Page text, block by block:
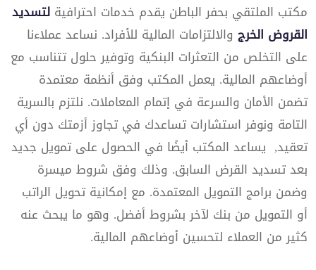
مكتب الملتقي بحفر الباطن يقدم خدمات احترافية لتسديد
القروض الخرج والالتزامات المالية للأفراد. نساعد عملاءنا
على التخلص من التعثرات البنكية وتوفير حلول تتناسب مع
أوضاعهم المالية. يعمل المكتب وفق أنظمة معتمدة
تضمن الأمان والسرعة في إتمام المعاملات. نلتزم بالسرية
التامة ونوفر استشارات تساعدك في تجاوز أزمتك دون أي
تعقيد, يساعد المكتب أيضًا في الحصول على تمويل جديد
بعد تسديد القرض السابق. وذلك وفق شروط ميسرة
وضمن برامج التمويل المعتمدة. مع إمكانية تحويل الراتب
أو التمويل من بنك لآخر بشروط أفضل. وهو ما يبحث عنه
كثير من العملاء لتحسين أوضاعهم المالية.